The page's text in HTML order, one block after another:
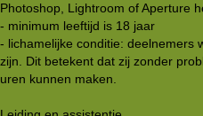
Photoshop, Lightroom of Aperture
- minimum leeftijd is 18 jaar
- lichamelijke conditie: deelnemers
zijn. Dit betekent dat zij zonder
uren kunnen maken.